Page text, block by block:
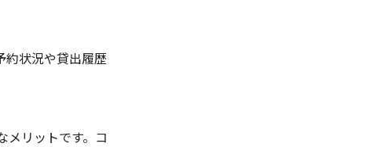
約状況や貸出履歴
メリットです。コ